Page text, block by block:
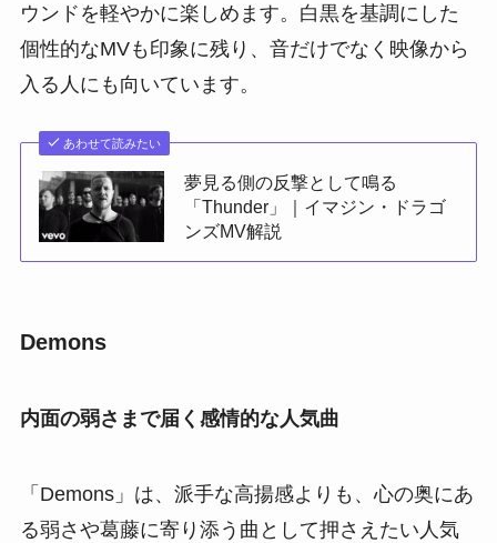
ウンドを軽やかに楽しめます。白黒を基調にした
個性的なMVも印象に残り、音だけでなく映像から
入る人にも向いています。
あわせて読みたい
夢見る側の反撃として鳴る
「Thunder」｜イマジン・ドラゴ
ンズMV解説
Demons
内面の弱さまで届く感情的な人気曲
「Demons」は、派手な高揚感よりも、心の奥にあ
る弱さや葛藤に寄り添う曲として押さえたい人気